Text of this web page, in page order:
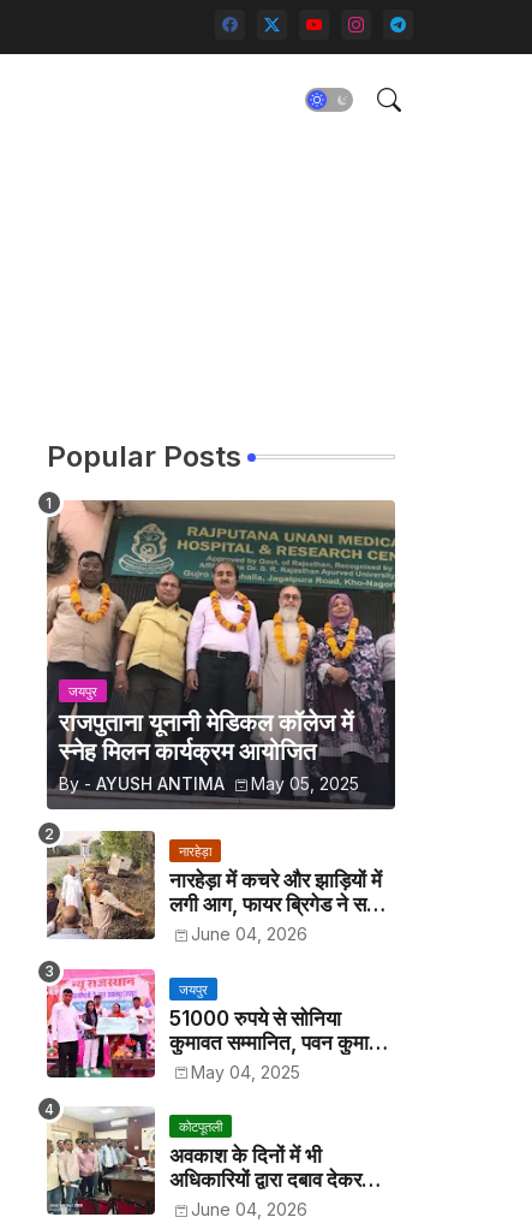
Popular Posts
जयपुर
राजपुताना यूनानी मेडिकल कॉलेज में
स्नेह मिलन कार्यक्रम आयोजित
By - AYUSH ANTIMA May 05, 2025
नारहेड़ा
नारहेड़ा में कचरे और झाड़ियों में
लगी आग, फायर ब्रिगेड ने समय
रहते पाया काबू
June 04, 2026
जयपुर
51000 रुपये से सोनिया
कुमावत सम्मानित, पवन कुमावत
व अन्य छात्रों को मिला लैपटॉप
May 04, 2025
कोटपूतली
अवकाश के दिनों में भी
अधिकारियों द्वारा दबाव देकर
अवकाश निरस्त करके काम
June 04, 2026